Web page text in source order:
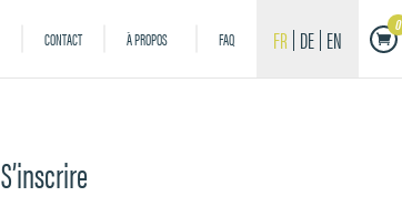
CONTACT À PROPOS FAQ FR DE EN 0
S’inscrire